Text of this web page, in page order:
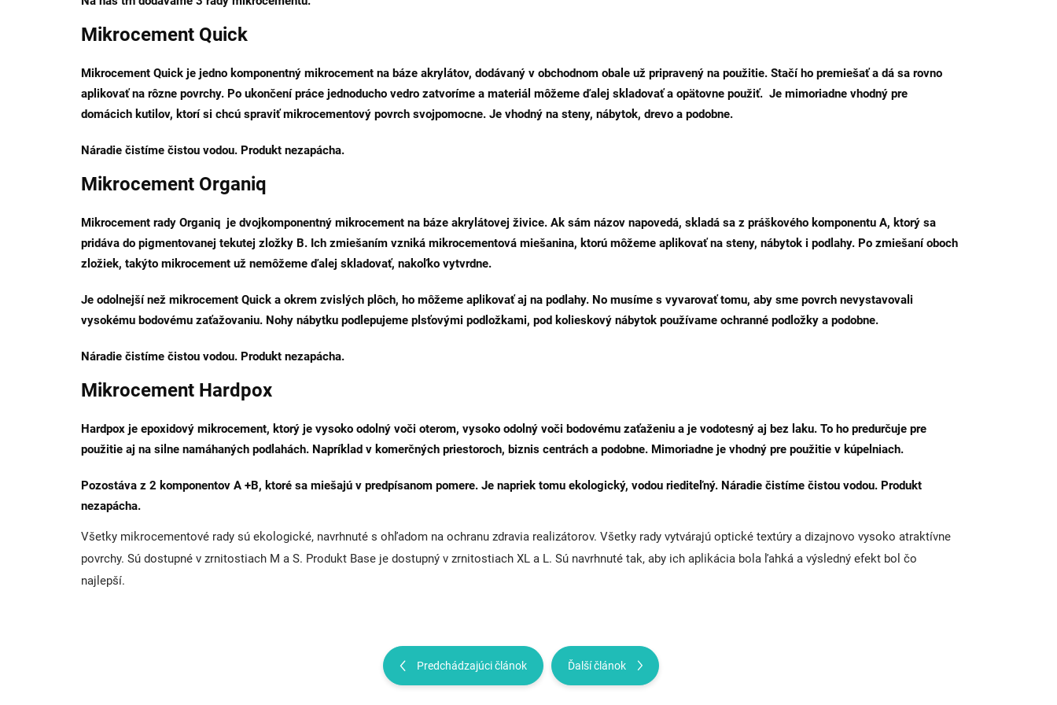
Mikrocement Quick
Mikrocement Quick je jedno komponentný mikrocement na báze akrylátov, dodávaný v obchodnom obale už pripravený na použitie. Stačí ho premiešať a dá sa rovno
aplikovať na rôzne povrchy. Po ukončení práce jednoducho vedro zatvoríme a materiál môžeme ďalej skladovať a opätovne použiť. Je mimoriadne vhodný pre
domácich kutilov, ktorí si chcú spraviť mikrocementový povrch svojpomocne. Je vhodný na steny, nábytok, drevo a podobne.
Náradie čistíme čistou vodou. Produkt nezapácha.
Mikrocement Organiq
Mikrocement rady Organiq je dvojkomponentný mikrocement na báze akrylátovej živice. Ak sám názov napovedá, skladá sa z práškového komponentu A, ktorý sa
pridáva do pigmentovanej tekutej zložky B. Ich zmiešaním vzniká mikrocementová miešanina, ktorú môžeme aplikovať na steny, nábytok i podlahy. Po zmiešaní oboch
zložiek, takýto mikrocement už nemôžeme ďalej skladovať, nakoľko vytvrdne.
Je odolnejší než mikrocement Quick a okrem zvislých plôch, ho môžeme aplikovať aj na podlahy. No musíme s vyvarovať tomu, aby sme povrch nevystavovali
vysokému bodovému zaťažovaniu. Nohy nábytku podlepujeme plsťovými podložkami, pod kolieskový nábytok používame ochranné podložky a podobne.
Náradie čistíme čistou vodou. Produkt nezapácha.
Mikrocement Hardpox
Hardpox je epoxidový mikrocement, ktorý je vysoko odolný voči oterom, vysoko odolný voči bodovému zaťaženiu a je vodotesný aj bez laku. To ho predurčuje pre
použitie aj na silne namáhaných podlahách. Napríklad v komerčných priestoroch, biznis centrách a podobne. Mimoriadne je vhodný pre použitie v kúpelniach.
Pozostáva z 2 komponentov A +B, ktoré sa miešajú v predpísanom pomere. Je napriek tomu ekologický, vodou riediteľný. Náradie čistíme čistou vodou. Produkt
nezapácha.
Všetky mikrocementové rady sú ekologické, navrhnuté s ohľadom na ochranu zdravia realizátorov. Všetky rady vytvárajú optické textúry a dizajnovo vysoko atraktívne
povrchy. Sú dostupné v zrnitostiach M a S. Produkt Base je dostupný v zrnitostiach XL a L. Sú navrhnuté tak, aby ich aplikácia bola ľahká a výsledný efekt bol čo
najlepší.
Predchádzajúci článok Ďalší článok